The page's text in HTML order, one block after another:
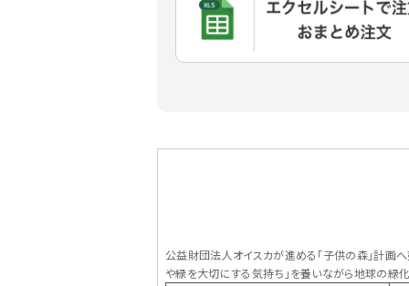
公益財団法人オイスカが進める「子供の森」計画
や緑を大切にする気持ち」を養いながら地球の緑